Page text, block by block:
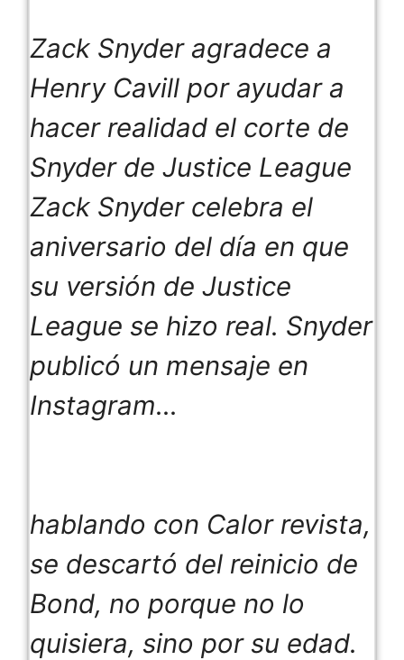
Zack Snyder agradece a
Henry Cavill por ayudar a
hacer realidad el corte de
Snyder de Justice League
Zack Snyder celebra el
aniversario del día en que
su versión de Justice
League se hizo real. Snyder
publicó un mensaje en
Instagram…
hablando con Calor revista,
se descartó del reinicio de
Bond, no porque no lo
quisiera, sino por su edad.